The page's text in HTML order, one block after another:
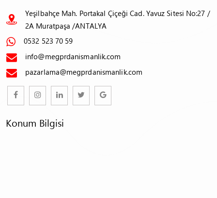
Yeşilbahçe Mah. Portakal Çiçeği Cad. Yavuz Sitesi No:27 /
2A Muratpaşa /ANTALYA
0532 523 70 59
info@megprdanismanlik.com
pazarlama@megprdanismanlik.com
Konum Bilgisi